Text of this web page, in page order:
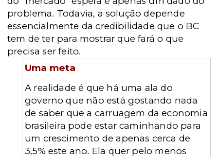
problema. Todavia, a solução depende
essencialmente da credibilidade que o BC
tem de ter para mostrar que fará o que
precisa ser feito.
Uma meta
A realidade é que há uma ala do
governo que não está gostando nada
de saber que a carruagem da economia
brasileira pode estar caminhando para
um crescimento de apenas cerca de
3,5% este ano. Ela quer pelo menos